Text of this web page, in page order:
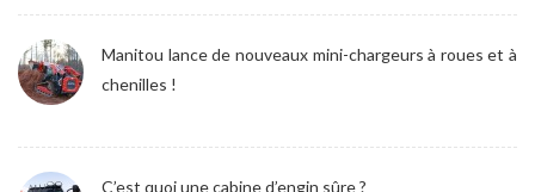
Manitou lance de nouveaux mini-chargeurs à roues et à
chenilles !
C’est quoi une cabine d’engin sûre ?